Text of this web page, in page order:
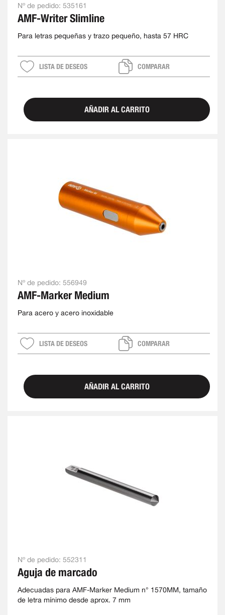
Nº de pedido: 535161
AMF-Writer Slimline
Para letras pequeñas y trazo pequeño, hasta 57 HRC
LISTA DE DESEOS COMPARAR
AÑADIR AL CARRITO
Nº de pedido: 556949
AMF-Marker Medium
Para acero y acero inoxidable
LISTA DE DESEOS COMPARAR
AÑADIR AL CARRITO
Nº de pedido: 552311
Aguja de marcado
Adecuadas para AMF-Marker Medium n° 1570MM, tamaño
de letra mínimo desde aprox. 7 mm